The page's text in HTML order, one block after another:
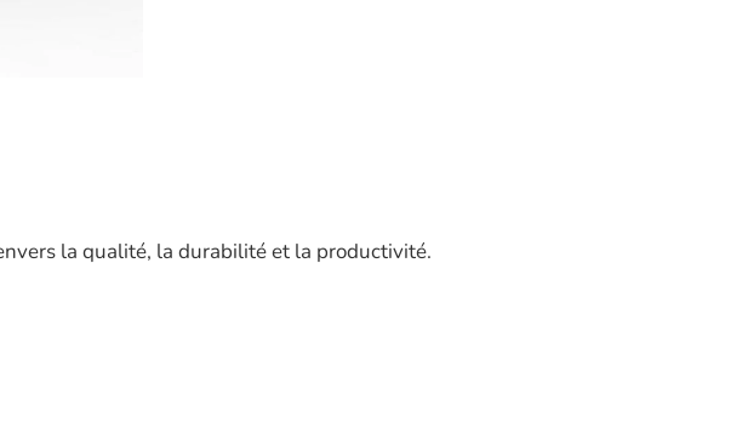
la qualité, la durabilité et la productivité.